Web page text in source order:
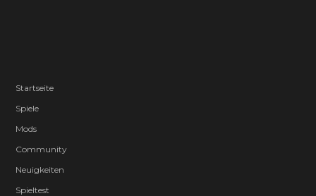
Startseite
Spiele
Mods
Community
Neuigkeiten
Spieltest